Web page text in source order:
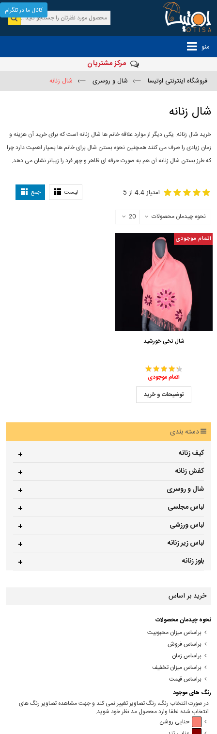
منو
مرکز مشتریان
فروشگاه اینترنتی اوتیسا —› شال و روسری —› شال زنانه
شال زنانه
خرید شال زنانه. یکی دیگر از موارد علاقه خانم ها شال زنانه است که برای خرید آن هزینه و
زمان زیادی را صرف می کنند همچنین نحوه بستن شال برای خانم ها بسیار اهمیت دارد چرا
که طرز بستن شال زنانه آن هم به صورت حرفه ای ظاهر و چهر فرد را زیباتر نشان می دهد.
لیست جمع | امتیاز 4.4 از 5
نحوه چیدمان محصولات 20
اتمام موجودی
شال نخی خورشید
اتمام موجودی
توضیحات و خرید
دسته بندی
کیف زنانه
کفش زنانه
شال و روسری
لباس مجلسی
لباس ورزشی
لباس زیر زنانه
بلوز زنانه
خرید بر اساس
نحوه چیدمان محصولات
براساس میزان محبوبیت
براساس فروش
براساس زمان
براساس میزان تخفیف
براساس قیمت
رنگ های موجود
در صورت انتخاب رنگ، رنگ تصاویر تغییر نمی کند و جهت مشاهده تصاویر رنگ های
انتخاب شده لطفا وارد محصول مد نظر خود شوید.
حنایی روشن
کانال ما در تلگرام